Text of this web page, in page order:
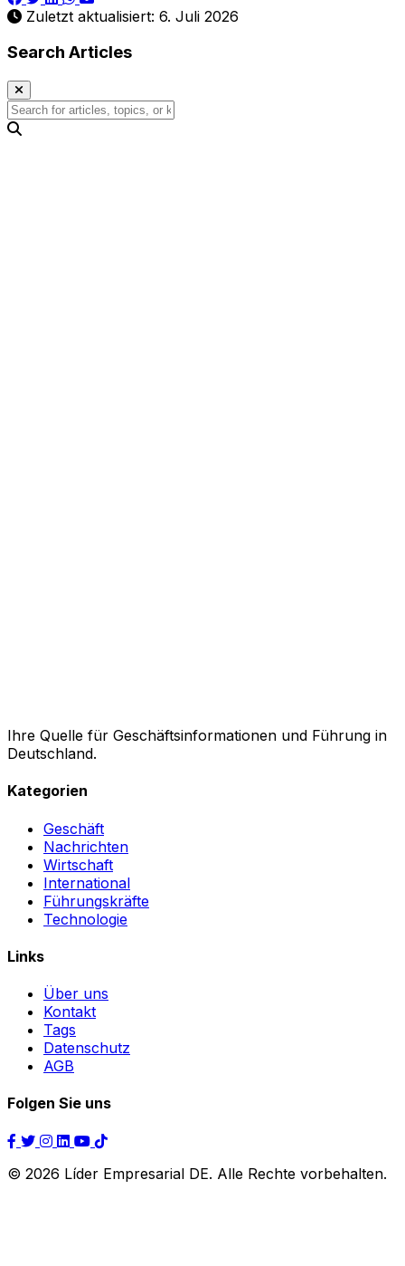
Zuletzt aktualisiert: 6. Juli 2026
Search Articles
Ihre Quelle für Geschäftsinformationen und Führung in
Deutschland.
Kategorien
Geschäft
Nachrichten
Wirtschaft
International
Führungskräfte
Technologie
Links
Über uns
Kontakt
Tags
Datenschutz
AGB
Folgen Sie uns
© 2026 Líder Empresarial DE. Alle Rechte vorbehalten.